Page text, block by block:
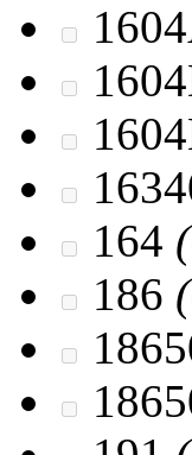
164
186